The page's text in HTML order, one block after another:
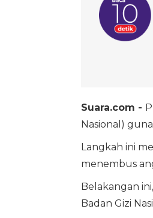
Suara.com -
Nasional)
Langkah ini
menembus
Belakangan
Badan Gizi